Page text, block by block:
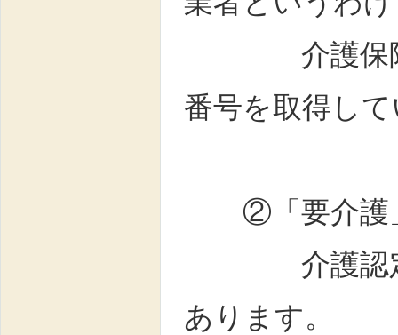
介護保険を
番号を取得し
②「要介護」
介護認定に
あります。